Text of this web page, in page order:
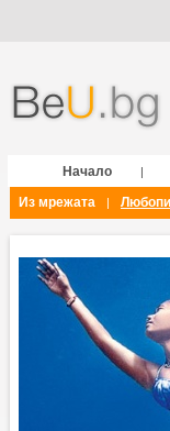
Начало |
Из мрежата
|